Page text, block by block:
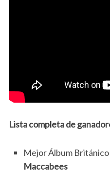
Lista completa de
Mejor Álbum Británico
Maccabees